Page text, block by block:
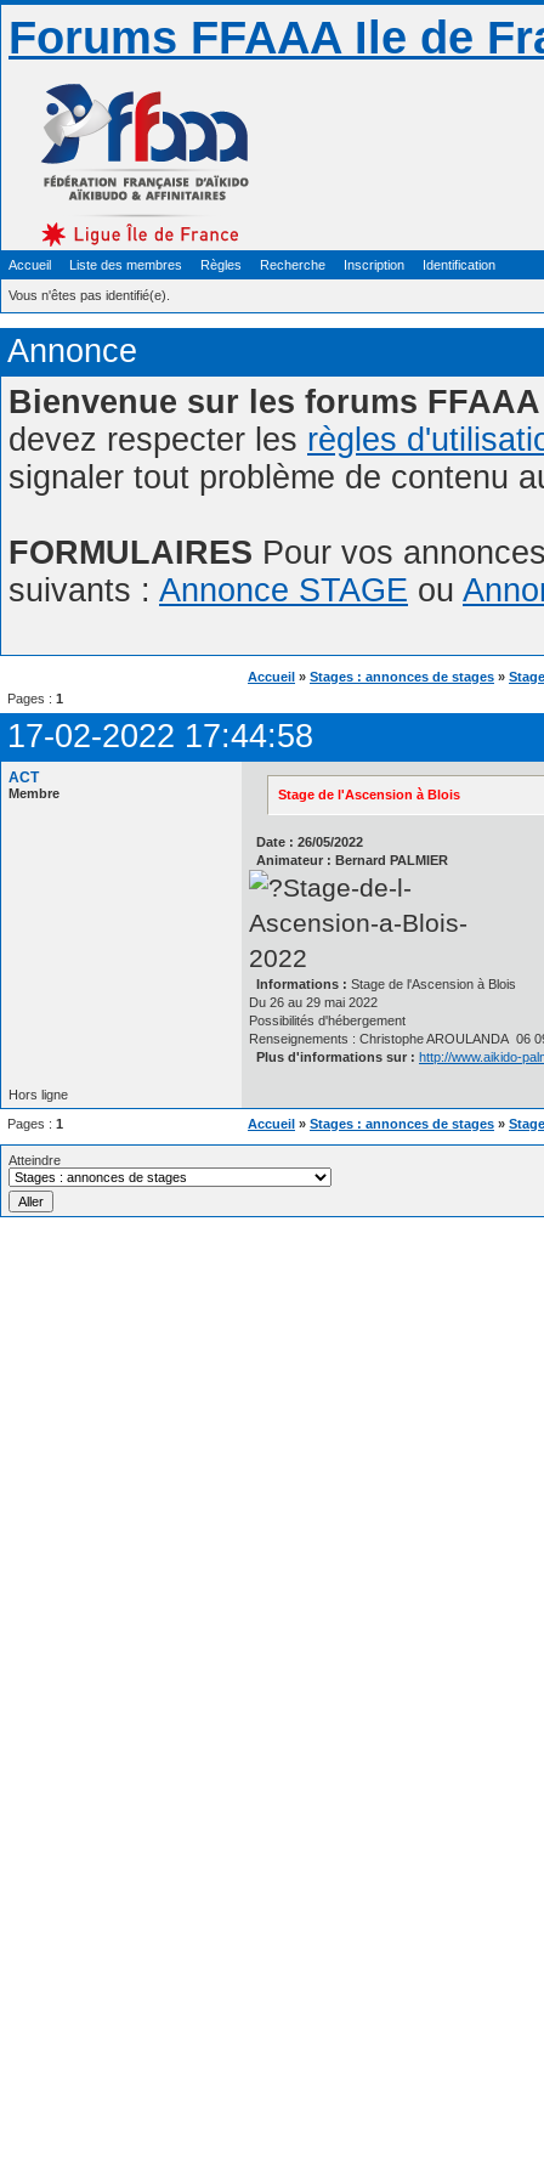
Forums FFAAA Ile de
Accueil Liste des membres Règles Recherche Inscription Identification
Vous n'êtes pas identifié(e).
Annonce
Bienvenue sur les forums FFAAA
devez respecter les règles
signaler tout problème de contenu
FORMULAIRES Pour vos
suivants : Annonce STAGE ou
Accueil » Stages : annonces de stages »
Pages : 1
17-02-2022 17:44:58
ACT
Membre Stage de l'Ascension à Blois
Date : 26/05/2022
Animateur : Bernard PALMIER
Informations : Stage de l'Ascension à Blois
Du 26 au 29 mai 2022
Possibilités d'hébergement
Renseignements : Christophe AROULANDA 06
Plus d'informations sur : http://www.aikido-
Hors ligne
Pages : 1 Accueil » Stages : annonces de stages »
Atteindre